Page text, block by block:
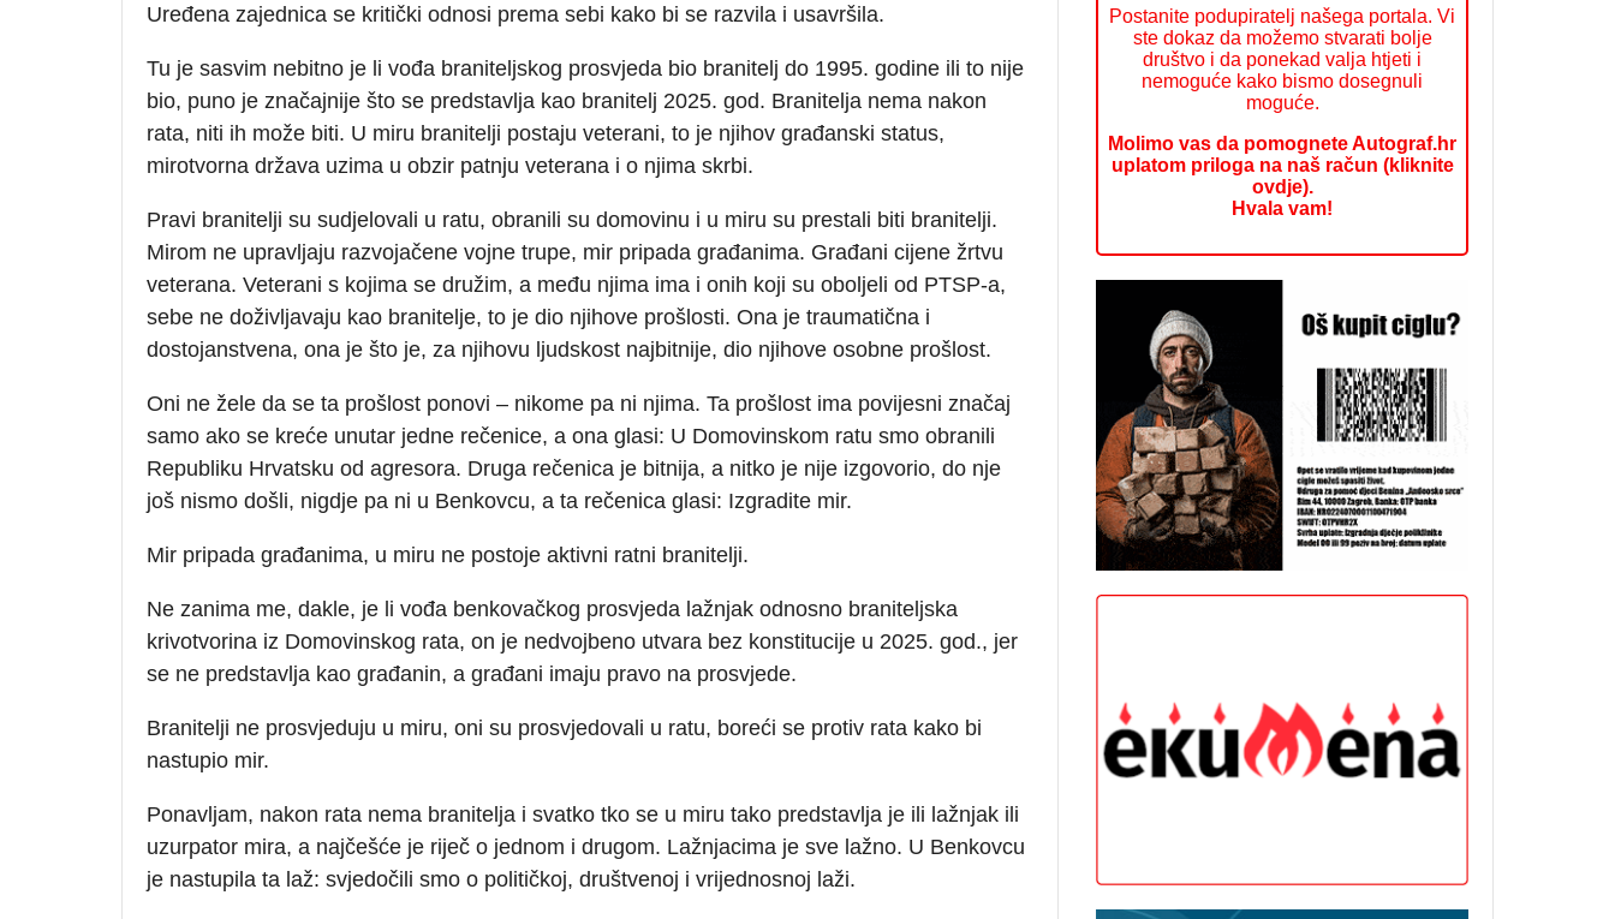
Uređena zajednica se kritički odnosi prema sebi kako bi se razvila i usavršila.
Tu je sasvim nebitno je li vođa braniteljskog prosvjeda bio branitelj do 1995. godine ili to nije
bio, puno je značajnije što se predstavlja kao branitelj 2025. god. Branitelja nema nakon
rata, niti ih može biti. U miru branitelji postaju veterani, to je njihov građanski status,
mirotvorna država uzima u obzir patnju veterana i o njima skrbi.
Pravi branitelji su sudjelovali u ratu, obranili su domovinu i u miru su prestali biti branitelji.
Mirom ne upravljaju razvojačene vojne trupe, mir pripada građanima. Građani cijene žrtvu
veterana. Veterani s kojima se družim, a među njima ima i onih koji su oboljeli od PTSP-a,
sebe ne doživljavaju kao branitelje, to je dio njihove prošlosti. Ona je traumatična i
dostojanstvena, ona je što je, za njihovu ljudskost najbitnije, dio njihove osobne prošlost.
Oni ne žele da se ta prošlost ponovi – nikome pa ni njima. Ta prošlost ima povijesni značaj
samo ako se kreće unutar jedne rečenice, a ona glasi: U Domovinskom ratu smo obranili
Republiku Hrvatsku od agresora. Druga rečenica je bitnija, a nitko je nije izgovorio, do nje
još nismo došli, nigdje pa ni u Benkovcu, a ta rečenica glasi: Izgradite mir.
Mir pripada građanima, u miru ne postoje aktivni ratni branitelji.
Ne zanima me, dakle, je li vođa benkovačkog prosvjeda lažnjak odnosno braniteljska
krivotvorina iz Domovinskog rata, on je nedvojbeno utvara bez konstitucije u 2025. god., jer
se ne predstavlja kao građanin, a građani imaju pravo na prosvjede.
Branitelji ne prosvjeduju u miru, oni su prosvjedovali u ratu, boreći se protiv rata kako bi
nastupio mir.
Ponavljam, nakon rata nema branitelja i svatko tko se u miru tako predstavlja je ili lažnjak ili
uzurpator mira, a najčešće je riječ o jednom i drugom. Lažnjacima je sve lažno. U Benkovcu
je nastupila ta laž: svjedočili smo o političkoj, društvenoj i vrijednosnoj laži.
Postanite podupiratelj našega portala. Vi
ste dokaz da možemo stvarati bolje
društvo i da ponekad valja htjeti i
nemoguće kako bismo dosegnuli
moguće.
Molimo vas da pomognete Autograf.hr
uplatom priloga na naš račun (kliknite
ovdje).
Hvala vam!